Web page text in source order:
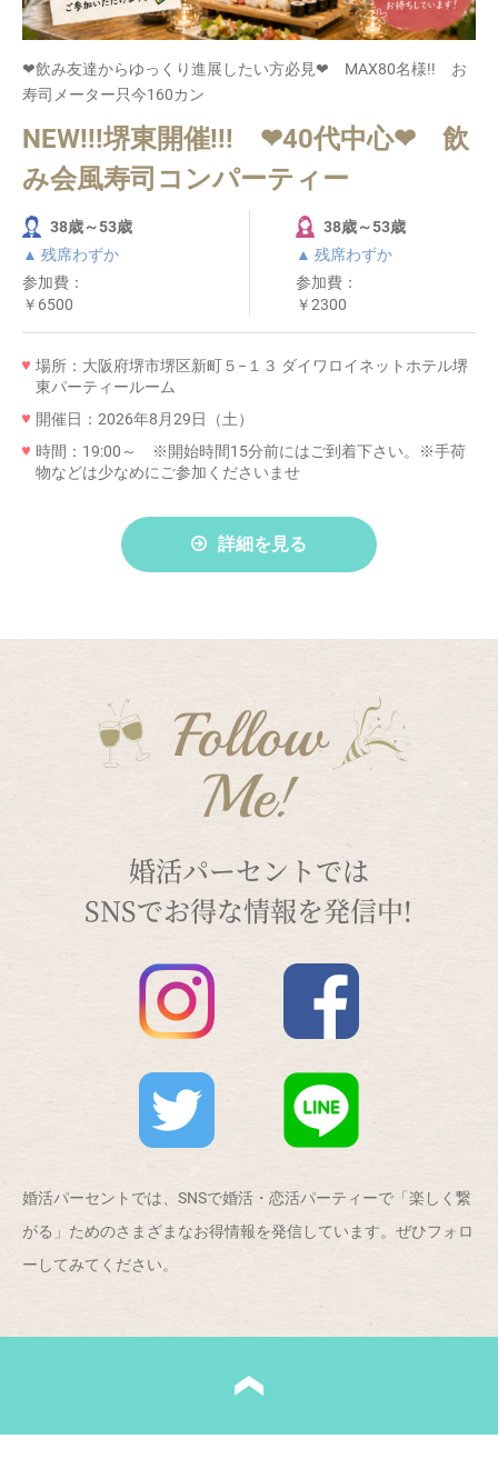
❤飲み友達からゆっくり進展したい方必見❤ MAX80名様!! お
寿司メーター只今160カン
NEW!!!堺東開催!!! ❤40代中心❤ 飲
み会風寿司コンパーティー
38歳～53歳
▲ 残席わずか
参加費：
￥6500
38歳～53歳
▲ 残席わずか
参加費：
￥2300
場所：大阪府堺市堺区新町５−１３ ダイワロイネットホテル堺
東パーティールーム
開催日：2026年8月29日（土）
時間：19:00～ ※開始時間15分前にはご到着下さい。※手荷
物などは少なめにご参加くださいませ
詳細を見る
Follow
Me!
婚活パーセントでは
SNSでお得な情報を発信中!
婚活パーセントでは、SNSで婚活・恋活パーティーで「楽しく繋
がる」ためのさまざまなお得情報を発信しています。ぜひフォロ
ーしてみてください。